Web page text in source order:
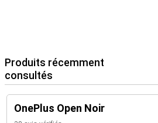
Produits récemment
consultés
OnePlus Open Noir